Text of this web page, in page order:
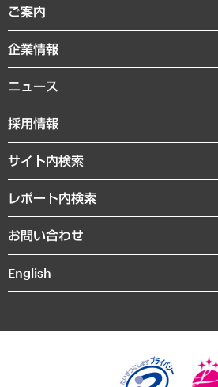
デジタルイノベーション
共生・ダイバーシティ
GRC（ガバナンス・リスク・コンプライアンス
経済・産業・雇用・労働
まちづくり・観光・交通・スポーツ・スマートシ
自然資源・農林水産業・食料システム
経済調査
レポート
コラム
経営用語集
受託・受注実績（官公庁関連）
メディア掲載・出演
ご案内
セミナー・イベント情報
MUFGビジネスセミナー
受託案件情報
企業情報
私たちの想い
社長メッセージ
会社概要
沿革
組織図・本部部室紹介
インドネシア現地法人
個人情報保護方針
ニュース
ニュースリリース
お知らせ
採用情報
サイト内検索
レポート内検索
お問い合わせ
English